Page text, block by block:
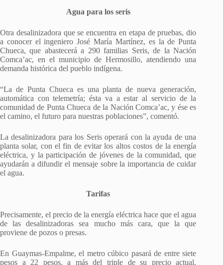
Agua para los seris
Otra desalinizadora que se encuentra en etapa de pruebas, dio
a conocer el ingeniero José María Martínez, es la de Punta
Chueca, que abastecerá a 290 familias Seris, de la Nación
Comca’ac, en el municipio de Hermosillo, atendiendo una
demanda histórica del pueblo indígena.
“La de Punta Chueca es una planta de nueva generación,
automática con telemetría; ésta va a estar al servicio de la
comunidad de Punta Chueca de la Nación Comca’ac, y ése es
el camino, el futuro para nuestras poblaciones”, comentó.
La desalinizadora para los Seris operará con la ayuda de una
planta solar, con el fin de evitar los altos costos de la energía
eléctrica, y la participación de jóvenes de la comunidad, que
ayudarán a difundir el mensaje sobre la importancia de cuidar
el agua.
Tarifas
Precisamente, el precio de la energía eléctrica hace que el agua
de las desalinizadoras sea mucho más cara, que la que
proviene de pozos o presas.
En Guaymas-Empalme, el metro cúbico pasará de entre siete
pesos a 22 pesos, a más del triple de su precio actual,